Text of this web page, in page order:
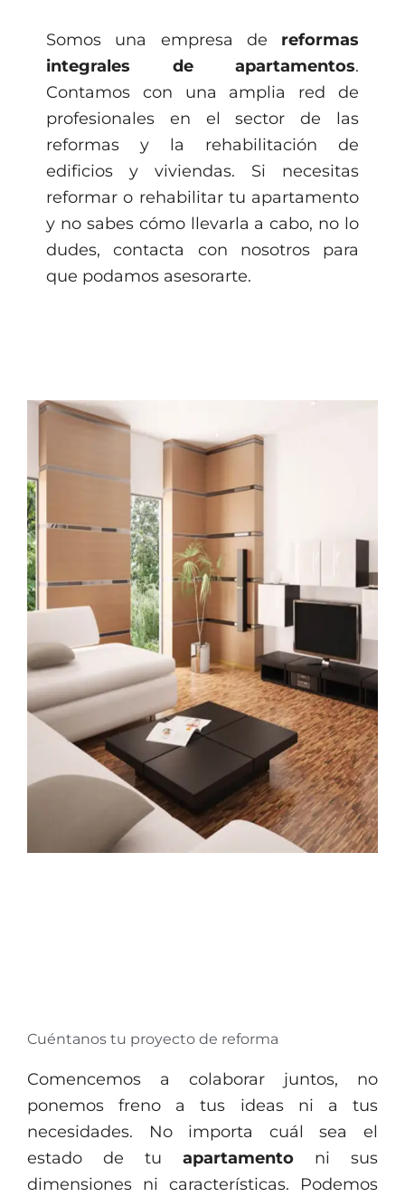
Somos una empresa de reformas
integrales de apartamentos.
Contamos con una amplia red de
profesionales en el sector de las
reformas y la rehabilitación de
edificios y viviendas. Si necesitas
reformar o rehabilitar tu apartamento
y no sabes cómo llevarla a cabo, no lo
dudes, contacta con nosotros para
que podamos asesorarte.
Cuéntanos tu proyecto de reforma
Comencemos a colaborar juntos, no
ponemos freno a tus ideas ni a tus
necesidades. No importa cuál sea el
estado de tu apartamento ni sus
dimensiones ni características. Podemos